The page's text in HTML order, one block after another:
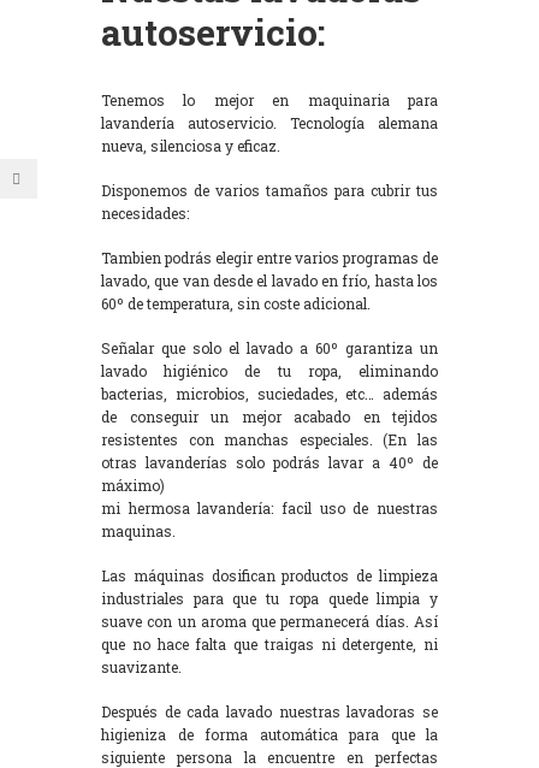
autoservicio:
Tenemos lo mejor en maquinaria para
lavandería autoservicio. Tecnología alemana
nueva, silenciosa y eficaz.
Disponemos de varios tamaños para cubrir tus
necesidades:
Tambien podrás elegir entre varios programas de
lavado, que van desde el lavado en frío, hasta los
60º de temperatura, sin coste adicional.
Señalar que solo el lavado a 60º garantiza un
lavado higiénico de tu ropa, eliminando
bacterias, microbios, suciedades, etc… además
de conseguir un mejor acabado en tejidos
resistentes con manchas especiales. (En las
otras lavanderías solo podrás lavar a 40º de
máximo)
mi hermosa lavandería: facil uso de nuestras
maquinas.
Las máquinas dosifican productos de limpieza
industriales para que tu ropa quede limpia y
suave con un aroma que permanecerá días. Así
que no hace falta que traigas ni detergente, ni
suavizante.
Después de cada lavado nuestras lavadoras se
higieniza de forma automática para que la
siguiente persona la encuentre en perfectas